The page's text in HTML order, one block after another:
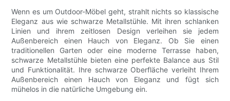
Wenn es um Outdoor-Möbel geht, strahlt nichts so klassische
Eleganz aus wie schwarze Metallstühle. Mit ihren schlanken
Linien und ihrem zeitlosen Design verleihen sie jedem
Außenbereich einen Hauch von Eleganz. Ob Sie einen
traditionellen Garten oder eine moderne Terrasse haben,
schwarze Metallstühle bieten eine perfekte Balance aus Stil
und Funktionalität. Ihre schwarze Oberfläche verleiht Ihrem
Außenbereich einen Hauch von Eleganz und fügt sich
mühelos in die natürliche Umgebung ein.